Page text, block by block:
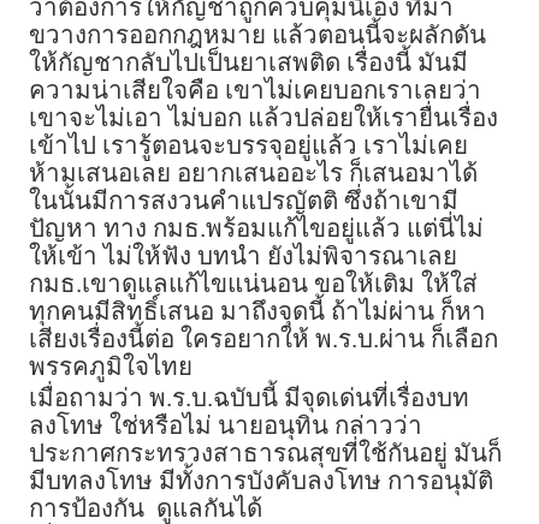
ว่าต้องการให้กัญชาถูกควบคุมนี่เอง ที่มา
ขวางการออกกฎหมาย แล้วตอนนี้จะผลักดัน
ให้กัญชากลับไปเป็นยาเสพติด เรื่องนี้ มันมี
ความน่าเสียใจคือ เขาไม่เคยบอกเราเลยว่า
เขาจะไม่เอา ไม่บอก แล้วปล่อยให้เรายื่นเรื่อง
เข้าไป เรารู้ตอนจะบรรจุอยู่แล้ว เราไม่เคย
ห้ามเสนอเลย อยากเสนออะไร ก็เสนอมาได้
ในนั้นมีการสงวนคำแปรญัตติ ซึ่งถ้าเขามี
ปัญหา ทาง กมธ.พร้อมแก้ไขอยู่แล้ว แต่นี่ไม่
ให้เข้า ไม่ให้ฟัง บทนำ ยังไม่พิจารณาเลย
กมธ.เขาดูแลแก้ไขแน่นอน ขอให้เติม ให้ใส่
ทุกคนมีสิทธิ์เสนอ มาถึงจุดนี้ ถ้าไม่ผ่าน ก็หา
เสียงเรื่องนี้ต่อ ใครอยากให้ พ.ร.บ.ผ่าน ก็เลือก
พรรคภูมิใจไทย
เมื่อถามว่า พ.ร.บ.ฉบับนี้ มีจุดเด่นที่เรื่องบท
ลงโทษ ใช่หรือไม่ นายอนุทิน กล่าวว่า
ประกาศกระทรวงสาธารณสุขที่ใช้กันอยู่ มันก็
มีบทลงโทษ มีทั้งการบังคับลงโทษ การอนุมัติ
การป้องกัน ดูแลกันได้